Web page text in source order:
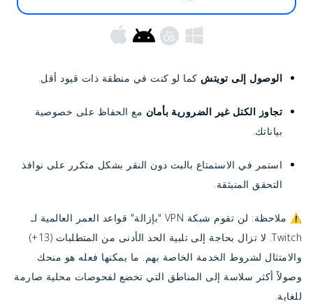
الوصول إلى تويتش كما لو كنت في منطقة ذات قيود أقل.
تجاوز الكتل غير الضرورية بأمان مع الحفاظ على خصوصية
بياناتك.
استمر في الاستمتاع بالبث دون النقر بشكل متكرر على نوافذ
التحقق المنبثقة.
⚠️ ملاحظة: لن تقوم شبكة VPN "بإزالة" قواعد العمر العالمية لـ
Twitch. لا تزال بحاجة إلى تلبية الحد الأدنى من المتطلبات (13+)
والامتثال لشروط الخدمة الخاصة بهم. ما يمكنها فعله هو منحك
وصولاً أكثر سلاسة إلى المناطق التي تخضع لفحوصات محلية صارمة
للغاية.